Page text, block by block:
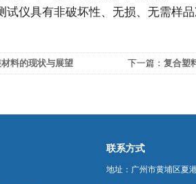
试仪具有非破坏性、无损、无需样
料的现状与展望 下一篇： 复合塑
联系方式
地址：广州市黄埔区夏